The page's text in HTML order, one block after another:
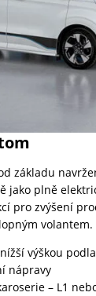
základu
jako plně
pro zvýšení
výškou
nápravy
– L1